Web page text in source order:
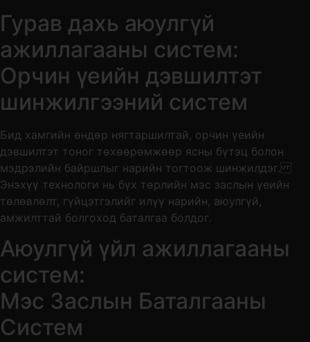
Гурав дахь аюулгүй
ажиллагааны систем:
Орчин үеийн дэвшилтэт
шинжилгээний систем
Бид хамгийн өндөр нягтаршилтай, орчин үеийн
дэвшилтэт тоног төхөөрөмжөөр ясны бүтэц болон
мэдрэлийн байршлыг нарийн тогтоож шинжилдэг.
Энэхүү технологи нь бүх төрлийн мэс заслын үеийн
төлөвлөлт, гүйцэтгэлийг илүү нарийн, аюулгүй,
амжилттай болгоход баталгаа болдог.
Аюулгүй үйл ажиллагааны
систем:
Мэс Заслын Баталгааны
Систем